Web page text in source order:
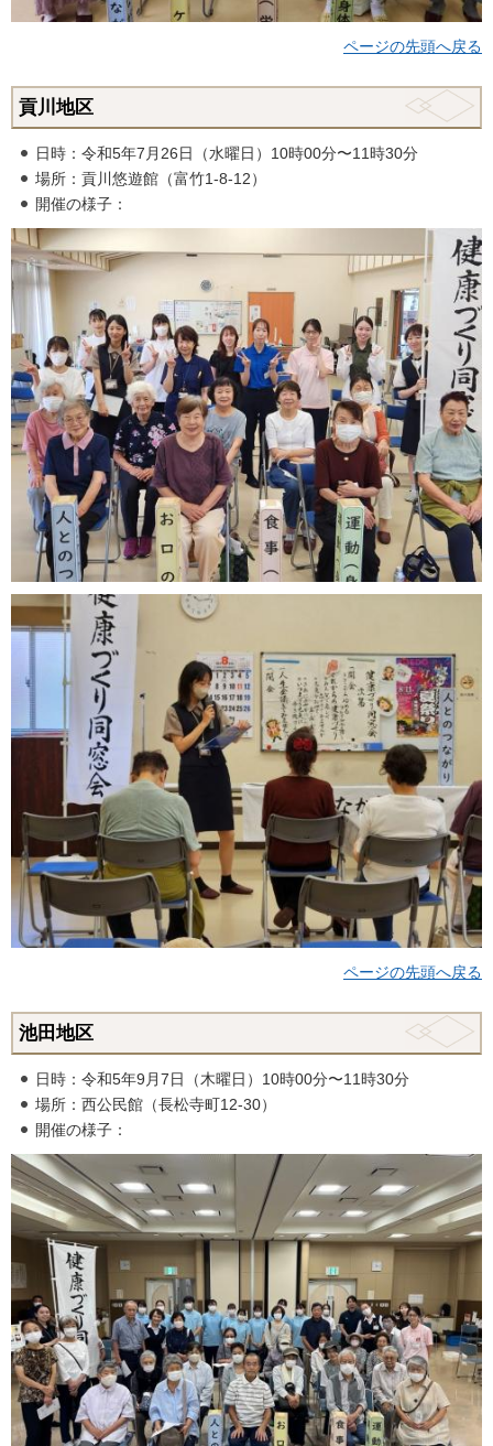
ページの先頭へ戻る
貢川地区
日時：令和5年7月26日（水曜日）10時00分〜11時30分
場所：貢川悠遊館（富竹1-8-12）
開催の様子：
ページの先頭へ戻る
池田地区
日時：令和5年9月7日（木曜日）10時00分〜11時30分
場所：西公民館（長松寺町12-30）
開催の様子：